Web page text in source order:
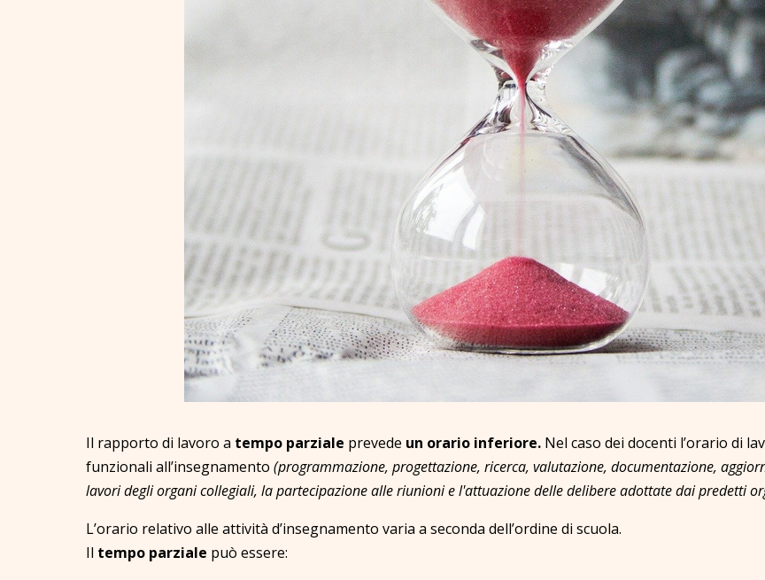
Il rapporto di lavoro a tempo parziale prevede un orario inferiore. Nel caso dei docenti l’orario di
funzionali all’insegnamento (programmazione, progettazione, ricerca, valutazione, documentazione,
lavori degli organi collegiali, la partecipazione alle riunioni e l'attuazione delle delibere adottate dai predetti
L’orario relativo alle attività d’insegnamento varia a seconda dell’ordine di scuola.
Il tempo parziale può essere: